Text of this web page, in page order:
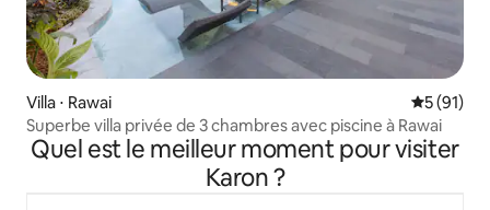
Villa ⋅ Rawai
5 (91)
Superbe villa privée de 3 chambres avec piscine à Rawai
Quel est le meilleur moment pour visiter
Karon ?